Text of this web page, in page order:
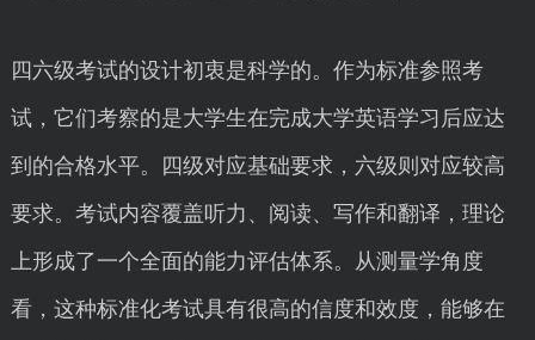
四六级考试的设计初衷是科学的。作为标准参照考
试，它们考察的是大学生在完成大学英语学习后应达
到的合格水平。四级对应基础要求，六级则对应较高
要求。考试内容覆盖听力、阅读、写作和翻译，理论
上形成了一个全面的能力评估体系。从测量学角度
看，这种标准化考试具有很高的信度和效度，能够在